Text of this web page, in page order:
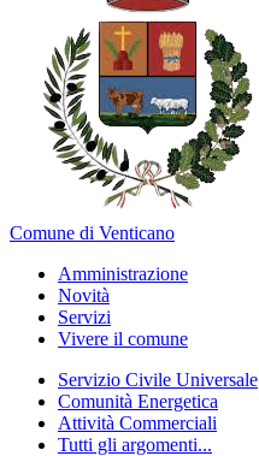
Comune di Venticano
Amministrazione
Novità
Servizi
Vivere il comune
Servizio Civile Universale
Comunità Energetica
Attività Commerciali
Tutti gli argomenti...